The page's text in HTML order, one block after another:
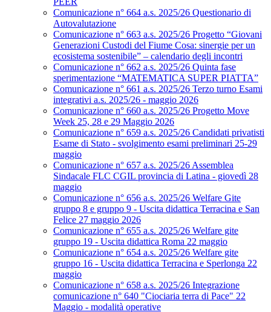
Comunicazione n° 664 a.s. 2025/26 Questionario di
Autovalutazione
Comunicazione n° 663 a.s. 2025/26 Progetto “Giovani
Generazioni Custodi del Fiume Cosa: sinergie per un
ecosistema sostenibile” – calendario degli incontri
Comunicazione n° 662 a.s. 2025/26 Quinta fase
sperimentazione “MATEMATICA SUPER PIATTA”
Comunicazione n° 661 a.s. 2025/26 Terzo turno Esami
integrativi a.s. 2025/26 - maggio 2026
Comunicazione n° 660 a.s. 2025/26 Progetto Move
Week 25, 28 e 29 Maggio 2026
Comunicazione n° 659 a.s. 2025/26 Candidati privatisti
Esame di Stato - svolgimento esami preliminari 25-29
maggio
Comunicazione n° 657 a.s. 2025/26 Assemblea
Sindacale FLC CGIL provincia di Latina - giovedì 28
maggio
Comunicazione n° 656 a.s. 2025/26 Welfare Gite
gruppo 8 e gruppo 9 - Uscita didattica Terracina e San
Felice 27 maggio 2026
Comunicazione n° 655 a.s. 2025/26 Welfare gite
gruppo 19 - Uscita didattica Roma 22 maggio
Comunicazione n° 654 a.s. 2025/26 Welfare gite
gruppo 16 - Uscita didattica Terracina e Sperlonga 22
maggio
Comunicazione n° 658 a.s. 2025/26 Integrazione
comunicazione n° 640 "Ciociaria terra di Pace" 22
Maggio - modalità operative